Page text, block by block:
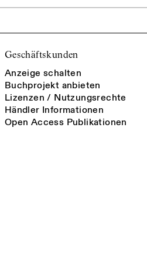
Geschäftskunden
Anzeige schalten
Buchprojekt anbieten
Lizenzen / Nutzungsrechte
Händler Informationen
Open Access Publikationen